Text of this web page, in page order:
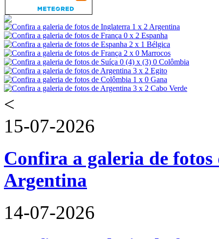
<
15-07-2026
Confira a galeria de
Argentina
14-07-2026